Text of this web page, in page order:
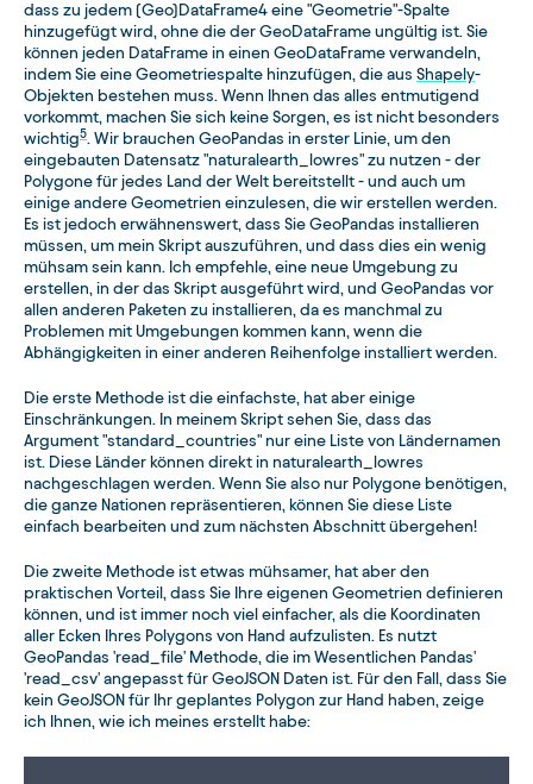
dass zu jedem (Geo)DataFrame4 eine "Geometrie"-Spalte
hinzugefügt wird, ohne die der GeoDataFrame ungültig ist. Sie
können jeden DataFrame in einen GeoDataFrame verwandeln,
indem Sie eine Geometriespalte hinzufügen, die aus Shapely-
Objekten bestehen muss. Wenn Ihnen das alles entmutigend
vorkommt, machen Sie sich keine Sorgen, es ist nicht besonders
wichtig5. Wir brauchen GeoPandas in erster Linie, um den
eingebauten Datensatz "naturalearth_lowres" zu nutzen - der
Polygone für jedes Land der Welt bereitstellt - und auch um
einige andere Geometrien einzulesen, die wir erstellen werden.
Es ist jedoch erwähnenswert, dass Sie GeoPandas installieren
müssen, um mein Skript auszuführen, und dass dies ein wenig
mühsam sein kann. Ich empfehle, eine neue Umgebung zu
erstellen, in der das Skript ausgeführt wird, und GeoPandas vor
allen anderen Paketen zu installieren, da es manchmal zu
Problemen mit Umgebungen kommen kann, wenn die
Abhängigkeiten in einer anderen Reihenfolge installiert werden.
Die erste Methode ist die einfachste, hat aber einige
Einschränkungen. In meinem Skript sehen Sie, dass das
Argument "standard_countries" nur eine Liste von Ländernamen
ist. Diese Länder können direkt in naturalearth_lowres
nachgeschlagen werden. Wenn Sie also nur Polygone benötigen,
die ganze Nationen repräsentieren, können Sie diese Liste
einfach bearbeiten und zum nächsten Abschnitt übergehen!
Die zweite Methode ist etwas mühsamer, hat aber den
praktischen Vorteil, dass Sie Ihre eigenen Geometrien definieren
können, und ist immer noch viel einfacher, als die Koordinaten
aller Ecken Ihres Polygons von Hand aufzulisten. Es nutzt
GeoPandas 'read_file' Methode, die im Wesentlichen Pandas'
'read_csv' angepasst für GeoJSON Daten ist. Für den Fall, dass Sie
kein GeoJSON für Ihr geplantes Polygon zur Hand haben, zeige
ich Ihnen, wie ich meines erstellt habe: